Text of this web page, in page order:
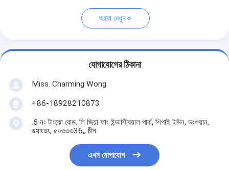
আরো দেখুন
যোগাযোগের ঠিকানা
Miss. Charming Wong
+86-18928210873
.6 নং টাংঝো রোড, লি জিয়া ফাং ইন্ডাস্ট্রিয়াল পার্ক, শিপাই টাউন, ডংগুয়ান,
গুয়াংডং, ৫২৩৩৩36,, চীন
এখন যোগাযোগ